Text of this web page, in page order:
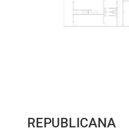
REPUBLICANA